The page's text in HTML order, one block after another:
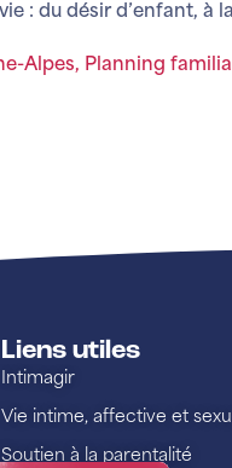
: du désir d’enfant, à
Alpes, Planning
Liens utiles
Intimagir
Vie intime, affective et
Soutien à la parentalité